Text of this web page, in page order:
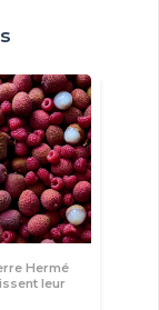
Hermé
leur